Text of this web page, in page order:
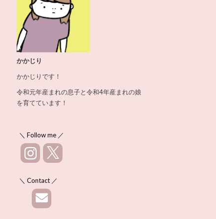
かかじり
かかじりです！
令和元年産まれの息子と令和4年産まれの娘
を育てています！
＼ Follow me ／
＼ Contact ／